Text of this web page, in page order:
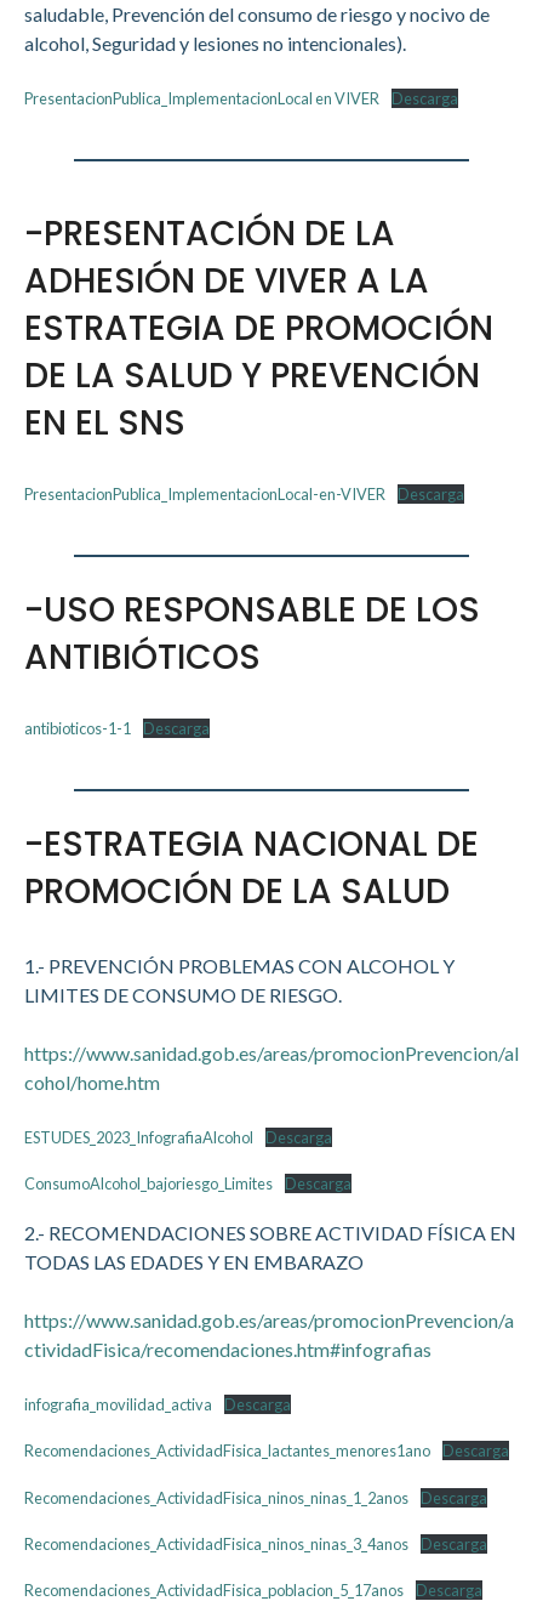
saludable, Prevención del consumo de riesgo y nocivo de
alcohol, Seguridad y lesiones no intencionales).
PresentacionPublica_ImplementacionLocal en VIVER Descarga
-PRESENTACIÓN DE LA
ADHESIÓN DE VIVER A LA
ESTRATEGIA DE PROMOCIÓN
DE LA SALUD Y PREVENCIÓN
EN EL SNS
PresentacionPublica_ImplementacionLocal-en-VIVER Descarga
-USO RESPONSABLE DE LOS
ANTIBIÓTICOS
antibioticos-1-1 Descarga
-ESTRATEGIA NACIONAL DE
PROMOCIÓN DE LA SALUD
1.- PREVENCIÓN PROBLEMAS CON ALCOHOL Y
LIMITES DE CONSUMO DE RIESGO.
https://www.sanidad.gob.es/areas/promocionPrevencion/al
cohol/home.htm
ESTUDES_2023_InfografiaAlcohol Descarga
ConsumoAlcohol_bajoriesgo_Limites Descarga
2.- RECOMENDACIONES SOBRE ACTIVIDAD FÍSICA EN
TODAS LAS EDADES Y EN EMBARAZO
https://www.sanidad.gob.es/areas/promocionPrevencion/a
ctividadFisica/recomendaciones.htm#infografias
infografia_movilidad_activa Descarga
Recomendaciones_ActividadFisica_lactantes_menores1ano Descarga
Recomendaciones_ActividadFisica_ninos_ninas_1_2anos Descarga
Recomendaciones_ActividadFisica_ninos_ninas_3_4anos Descarga
Recomendaciones_ActividadFisica_poblacion_5_17anos Descarga